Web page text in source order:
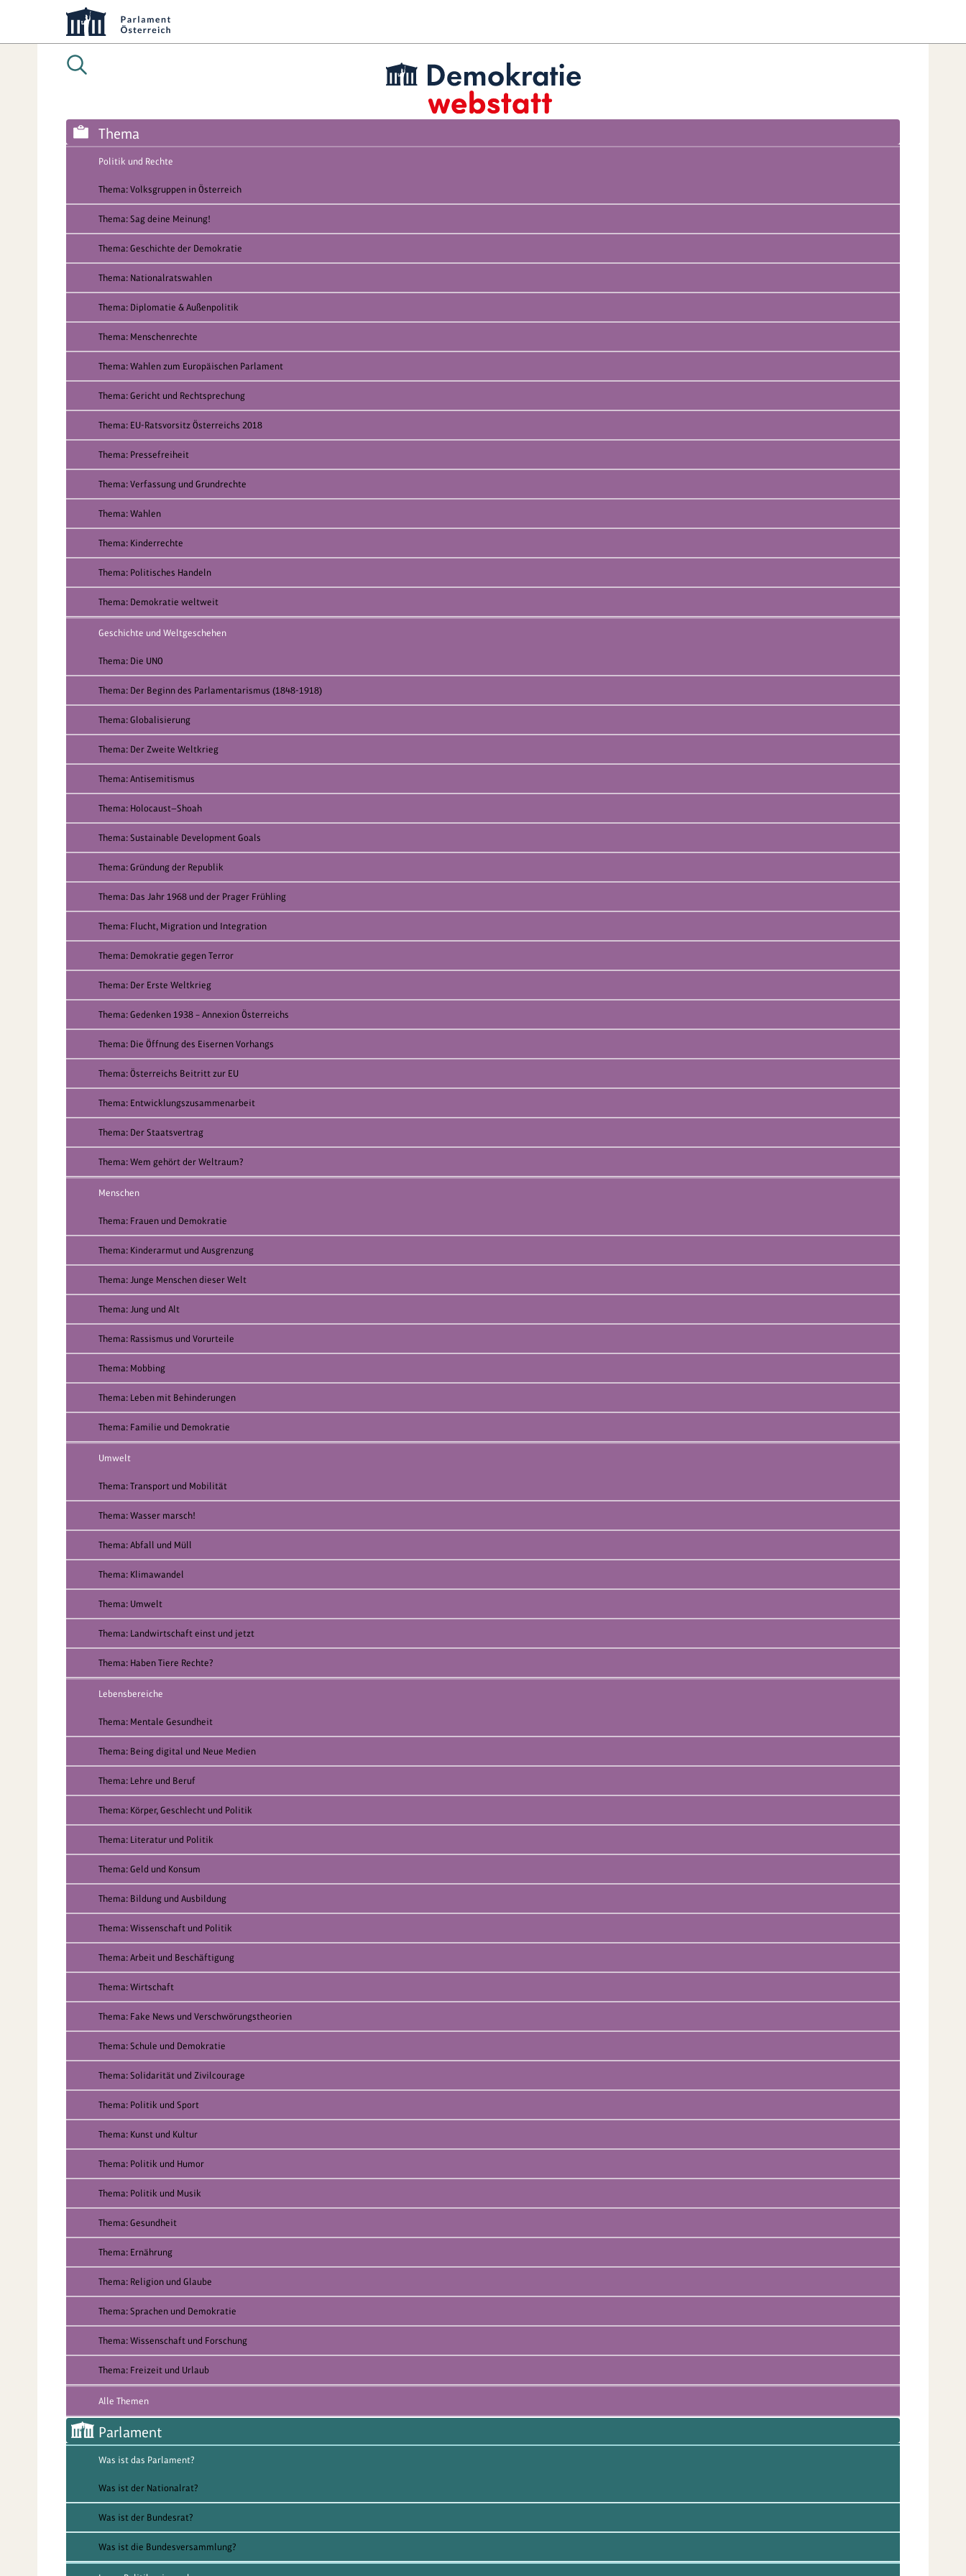
Thema
Politik und Rechte
Thema: Volksgruppen in Österreich
Thema: Sag deine Meinung!
Thema: Geschichte der Demokratie
Thema: Nationalratswahlen
Thema: Diplomatie & Außenpolitik
Thema: Menschenrechte
Thema: Wahlen zum Europäischen Parlament
Thema: Gericht und Rechtsprechung
Thema: EU-Ratsvorsitz Österreichs 2018
Thema: Pressefreiheit
Thema: Verfassung und Grundrechte
Thema: Wahlen
Thema: Kinderrechte
Thema: Politisches Handeln
Thema: Demokratie weltweit
Geschichte und Weltgeschehen
Thema: Die UNO
Thema: Der Beginn des Parlamentarismus (1848-1918)
Thema: Globalisierung
Thema: Der Zweite Weltkrieg
Thema: Antisemitismus
Thema: Holocaust—Shoah
Thema: Sustainable Development Goals
Thema: Gründung der Republik
Thema: Das Jahr 1968 und der Prager Frühling
Thema: Flucht, Migration und Integration
Thema: Demokratie gegen Terror
Thema: Der Erste Weltkrieg
Thema: Gedenken 1938 – Annexion Österreichs
Thema: Die Öffnung des Eisernen Vorhangs
Thema: Österreichs Beitritt zur EU
Thema: Entwicklungszusammenarbeit
Thema: Der Staatsvertrag
Thema: Wem gehört der Weltraum?
Menschen
Thema: Frauen und Demokratie
Thema: Kinderarmut und Ausgrenzung
Thema: Junge Menschen dieser Welt
Thema: Jung und Alt
Thema: Rassismus und Vorurteile
Thema: Mobbing
Thema: Leben mit Behinderungen
Thema: Familie und Demokratie
Umwelt
Thema: Transport und Mobilität
Thema: Wasser marsch!
Thema: Abfall und Müll
Thema: Klimawandel
Thema: Umwelt
Thema: Landwirtschaft einst und jetzt
Thema: Haben Tiere Rechte?
Lebensbereiche
Thema: Mentale Gesundheit
Thema: Being digital und Neue Medien
Thema: Lehre und Beruf
Thema: Körper, Geschlecht und Politik
Thema: Literatur und Politik
Thema: Geld und Konsum
Thema: Bildung und Ausbildung
Thema: Wissenschaft und Politik
Thema: Arbeit und Beschäftigung
Thema: Wirtschaft
Thema: Fake News und Verschwörungstheorien
Thema: Schule und Demokratie
Thema: Solidarität und Zivilcourage
Thema: Politik und Sport
Thema: Kunst und Kultur
Thema: Politik und Humor
Thema: Politik und Musik
Thema: Gesundheit
Thema: Ernährung
Thema: Religion und Glaube
Thema: Sprachen und Demokratie
Thema: Wissenschaft und Forschung
Thema: Freizeit und Urlaub
Alle Themen
Parlament
Was ist das Parlament?
Was ist der Nationalrat?
Was ist der Bundesrat?
Was ist die Bundesversammlung?